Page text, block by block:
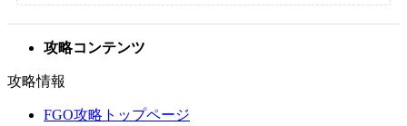
攻略コンテンツ
攻略情報
FGO攻略トップページ